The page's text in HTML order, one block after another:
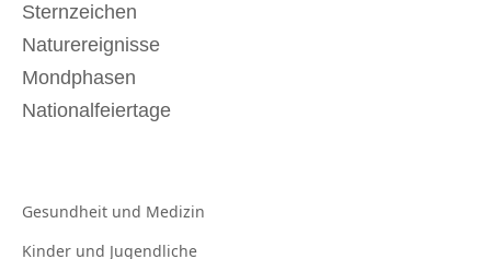
Sternzeichen
Naturereignisse
Mondphasen
Nationalfeiertage
Gesundheit und Medizin
Kinder und Jugendliche